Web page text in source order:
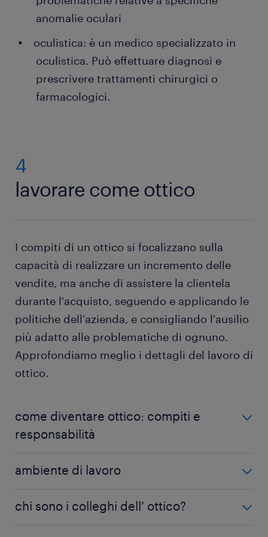
anomalie oculari
oculistica: è un medico specializzato in
oculistica. Può effettuare diagnosi e
prescrivere trattamenti chirurgici o
farmacologici.
4
lavorare come ottico
I compiti di un ottico si focalizzano sulla
capacità di realizzare un incremento delle
vendite, ma anche di assistere la clientela
durante l'acquisto, seguendo e applicando le
politiche dell'azienda, e consigliando l'ausilio
più adatto alle problematiche di ognuno.
Approfondiamo meglio i dettagli del lavoro di
ottico.
come diventare ottico: compiti e
responsabilità
prescrizione di un medico oculista e
ambiente di lavoro
di grossi centri commerciali ai negozi al dettaglio
chi sono i colleghi dell’ ottico?